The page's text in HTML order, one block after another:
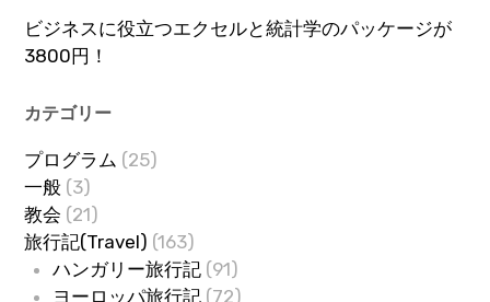
ビジネスに役立つエクセルと統計学のパッケージが
3800円！
カテゴリー
プログラム (25)
一般 (3)
教会 (21)
旅行記(Travel) (163)
ハンガリー旅行記(91)
ヨーロッパ旅行記(72)